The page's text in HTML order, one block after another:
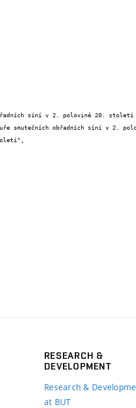
smutečních obřadních síní v 2.
RESEARCH &
DEVELOPMENT
Research &
at BUT